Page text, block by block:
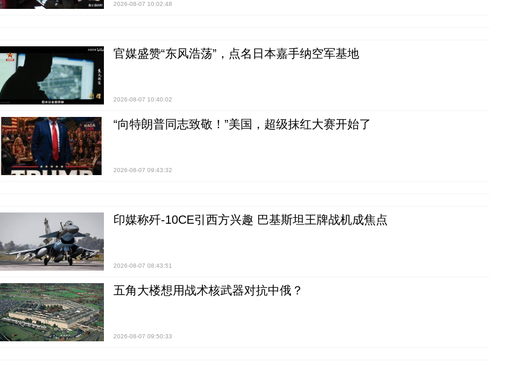
2026-08-07 10:02:48
官媒盛赞“东风浩荡”，点名日本嘉手纳空军基地
2026-08-07 10:40:02
“向特朗普同志致敬！”美国，超级抹红大赛开始了
2026-08-07 09:43:32
印媒称歼-10CE引西方兴趣 巴基斯坦王牌战机成焦点
2026-08-07 08:43:51
五角大楼想用战术核武器对抗中俄？
2026-08-07 09:50:33